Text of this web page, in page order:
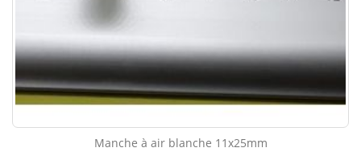
Manche à air blanche 11x25mm